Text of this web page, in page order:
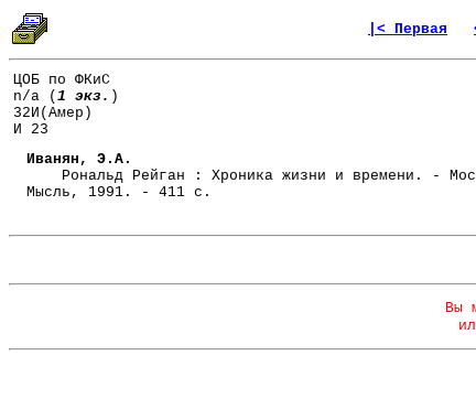
|< Первая
ЦОБ по ФКиС
n/a ( 1 экз. )
32И(Амер)
И 23
Иванян, Э.А.
Рональд Рейган : Хроника жизни и времени. -
Мысль, 1991. - 411 с.
Вы